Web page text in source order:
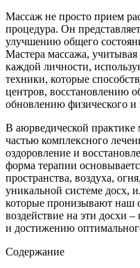
Массаж не просто прием
процедура. Он
улучшению общего
Мастера массажа,
каждой личности,
техники, которые
центров, восстановлению
обновлению физического и
В аюрведической практике
частью комплексного
оздоровление и
форма терапии
пространства, воздуха,
уникальной системе досх,
которые пронизывают наш
воздействие на эти досхи
и достижению
Содержание